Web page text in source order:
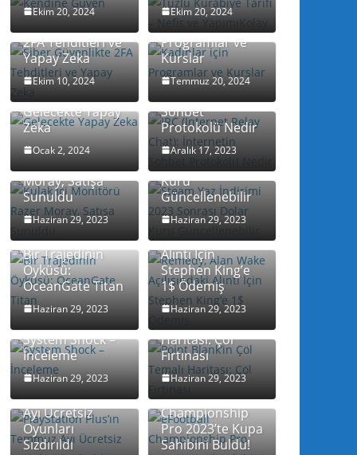
Ekim 20, 2024 Ekim 20, 2024
2FA Tehditleri ve
Yapay Zeka
Ekim 10, 2024
Kadınlar için
Programlar ve
Kurslar
Temmuz 20, 2024
Gelecekte Yapay
Zeka
Ocak 2, 2024
IRC (Internet
Relay Chat):
Sohbet
Protokolü Nedir
Aralık 17, 2023
Kulak İçi
Monitörü Razer
Moray, Satışa
Sunuldu
Haziran 29, 2023
Steam Yaz
İndirimi 2023
Kuru
Güncellenebilir
Haziran 29, 2023
Bir Trajedinin
Öyküsü:
OceanGate Titan
Haziran 29, 2023
Remedy, Alan
Wake Açılışındaki
Alıntı İçin
Stephen King’e
1$ Ödemiş
Haziran 29, 2023
System Shock –
İnceleme
Haziran 29, 2023
Point Blank’in
Haritası: Çöl
Fırtınası
Haziran 29, 2023
PlayStation
Plus’ın Temmuz
Ayı Ücretsiz
Oyunları
Sızdırıldı
eFootball
Championship
Pro 2023’te Kupa
Sahibini Buldu!